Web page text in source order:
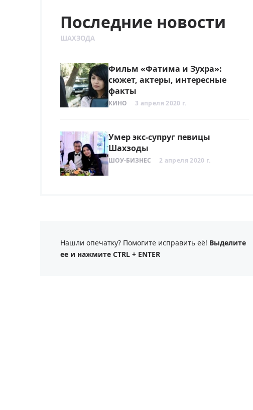
Последние новости
ШАХЗОДА
Фильм «Фатима и Зухра»:
сюжет, актеры, интересные
факты
КИНО 3 апреля 2020 г.
Умер экс-супруг певицы
Шахзоды
ШОУ-БИЗНЕС 2 апреля 2020 г.
Нашли опечатку? Помогите исправить её! Выделите
ее и нажмите CTRL + ENTER